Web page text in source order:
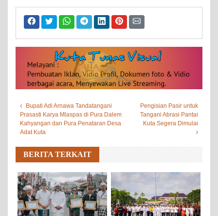
Bupati Adi Arnawa Tandatangani
Prasasti Karya Mlaspas di Pura Dalem
Kahyangan dan Pura Penataran Desa
Adat Kuta
Pengisian Pasir untuk
Tangani Abrasi Pantai
Kuta Segera Dimulai
BERITA TERKAIT